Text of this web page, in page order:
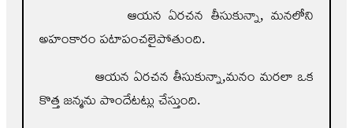
ఆయన ఏరచన తీసుకున్నా, మనలోని
అహంకారం పటాపంచలైపోతుంది.
ఆయన ఏరచన తీసుకున్నా,మనం మరలా ఒక
కొత్త జన్మను పొందేటట్లు చేస్తుంది.